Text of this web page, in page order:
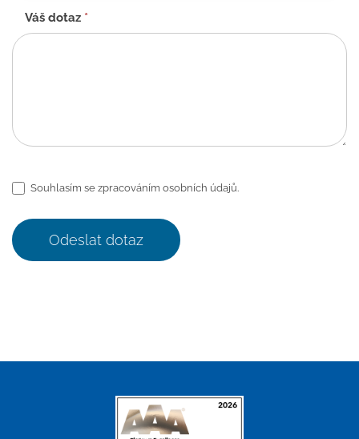
Váš dotaz *
Souhlasím se zpracováním osobních údajů.
Odeslat dotaz